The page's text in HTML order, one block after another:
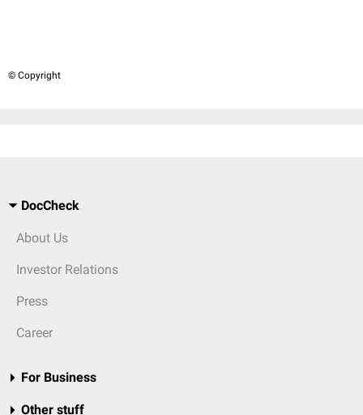
© Copyright
DocCheck
About Us
Investor Relations
Press
Career
For Business
Other stuff